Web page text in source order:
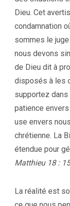
Dieu. Cet
condamnation
sommes le
nous devons
de Dieu dit à
disposés à les
supportez
patience
use envers
chrétienne. La
étendue pour
Matthieu 18 :
La réalité est